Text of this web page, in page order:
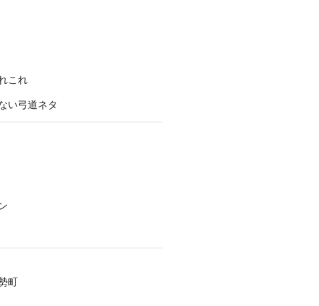
これ
い弓道ネタ
町